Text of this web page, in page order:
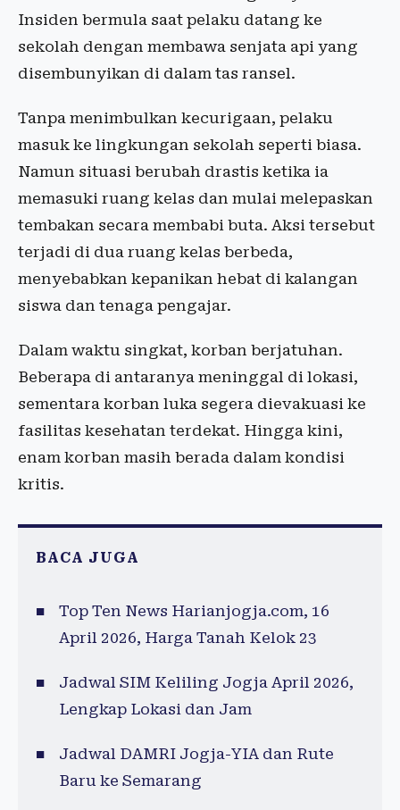
Insiden bermula saat pelaku datang ke
sekolah dengan membawa senjata api yang
disembunyikan di dalam tas ransel.
Tanpa menimbulkan kecurigaan, pelaku
masuk ke lingkungan sekolah seperti biasa.
Namun situasi berubah drastis ketika ia
memasuki ruang kelas dan mulai melepaskan
tembakan secara membabi buta. Aksi tersebut
terjadi di dua ruang kelas berbeda,
menyebabkan kepanikan hebat di kalangan
siswa dan tenaga pengajar.
Dalam waktu singkat, korban berjatuhan.
Beberapa di antaranya meninggal di lokasi,
sementara korban luka segera dievakuasi ke
fasilitas kesehatan terdekat. Hingga kini,
enam korban masih berada dalam kondisi
kritis.
BACA JUGA
Top Ten News Harianjogja.com, 16
April 2026, Harga Tanah Kelok 23
Jadwal SIM Keliling Jogja April 2026,
Lengkap Lokasi dan Jam
Jadwal DAMRI Jogja-YIA dan Rute
Baru ke Semarang